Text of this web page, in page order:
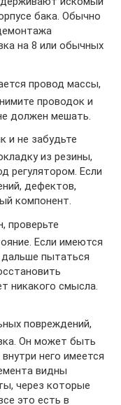
бака. Обычно
на 8 или обычных
провод массы,
проводок и
должен мешать.
и не забудьте
из резины,
регулятором. Если
дефектов,
компонент.
проверьте
Если имеются
пытаться
никакого смысла.
повреждений,
Он может быть
него имеется
видны
через которые
это есть в